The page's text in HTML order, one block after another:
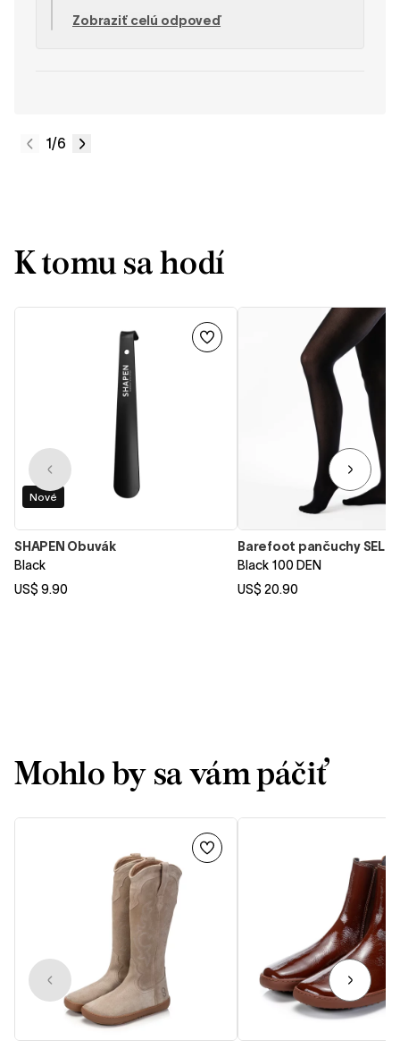
pripomenuli, že na stránke produktu je k
SHAPEN
Zobraziť celú odpoveď
1/6
K tomu sa hodí
Nové
SHAPEN Obuvák
Black
US$ 9.90
Barefoot pančuchy
Black 100 DEN
US$ 20.90
Mohlo by sa vám páčiť